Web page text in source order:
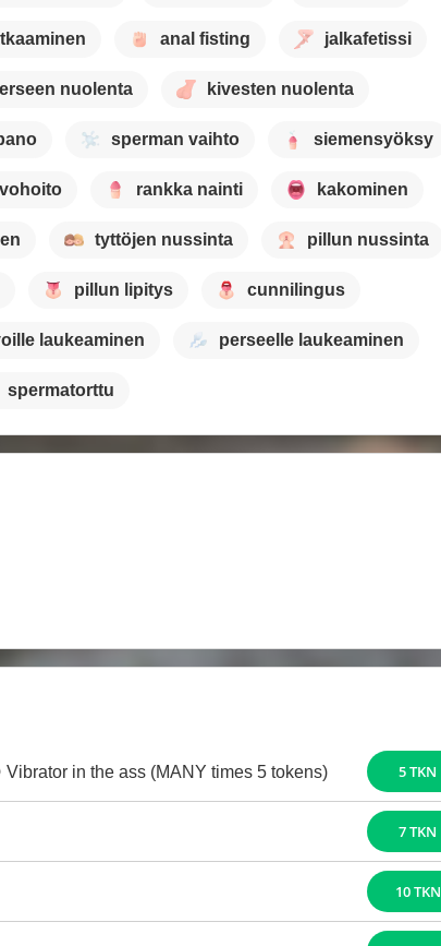
anal fisting jalkafetissi
nuolenta kivesten nuolenta
sperman vaihto siemensyöksy
rankka nainti kakominen
tyttöjen nussinta pillun nussinta
pillun lipitys cunnilingus
laukeaminen perseelle laukeaminen
spermatorttu
in the ass (MANY times 5 tokens) 5 TKN
7 TKN
10 TKN